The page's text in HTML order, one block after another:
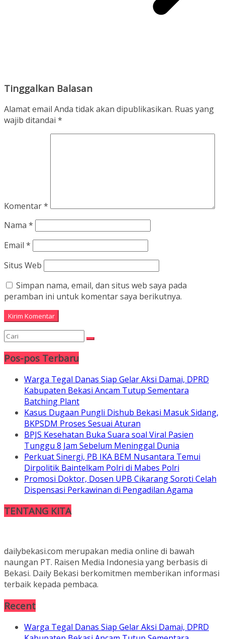
Tinggalkan Balasan
Alamat email Anda tidak akan dipublikasikan. Ruas yang
wajib ditandai *
Komentar*
Nama *
Email *
Situs Web
Simpan nama, email, dan situs web saya pada
peramban ini untuk komentar saya berikutnya.
Pos-pos Terbaru
Warga Tegal Danas Siap Gelar Aksi Damai, DPRD
Kabupaten Bekasi Ancam Tutup Sementara
Batching Plant
Kasus Dugaan Pungli Dishub Bekasi Masuk Sidang,
BKPSDM Proses Sesuai Aturan
BPJS Kesehatan Buka Suara soal Viral Pasien
Tunggu 8 Jam Sebelum Meninggal Dunia
Perkuat Sinergi, PB IKA BEM Nusantara Temui
Dirpolitik Baintelkam Polri di Mabes Polri
Promosi Doktor, Dosen UPB Cikarang Soroti Celah
Dispensasi Perkawinan di Pengadilan Agama
TENTANG KITA
dailybekasi.com merupakan media online di bawah
naungan PT. Raisen Media Indonesia yang berbasis di
Bekasi. Daily Bekasi berkomitmen memberikan informasi
terbaik kepada pembaca.
Recent
Warga Tegal Danas Siap Gelar Aksi Damai, DPRD